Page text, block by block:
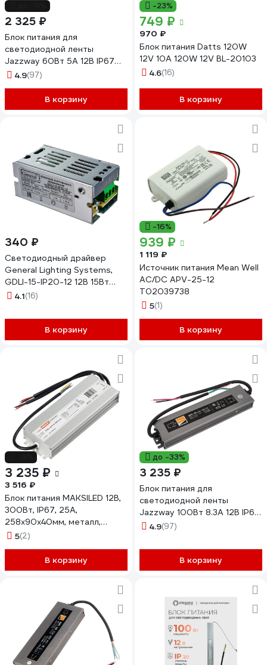
2 325 ₽
Блок питания для
светодиодной ленты
Jazzway 60Вт 5А 12В IP67
BSPS влагозащитный
4.9(97)
В корзину
-23%
749 ₽
970 ₽
Блок питания Datts 120W
12V 10А 120W 12V BL-20103
4.6(16)
В корзину
340 ₽
Светодиодный драйвер
General Lighting Systems,
GDLI-15-IP20-12 12В 15Вт
1,25А IP20 110-240В 512200
4.1(16)
В корзину
-16%
939 ₽
1 119 ₽
Источник питания Mean Well
AC/DC APV-25-12
Т02039738
5(1)
В корзину
3 235 ₽
3 516 ₽
Блок питания MAKSILED 12В,
300Вт, IP67, 25А,
258x90x40мм, металл,
MLPS-W-Y300-12-AL
5(2)
В корзину
до -33%
3 235 ₽
Блок питания для
светодиодной ленты
Jazzway 100Вт 8.3А 12В IP67
BSPS влагозащитный
4.9(97)
В корзину